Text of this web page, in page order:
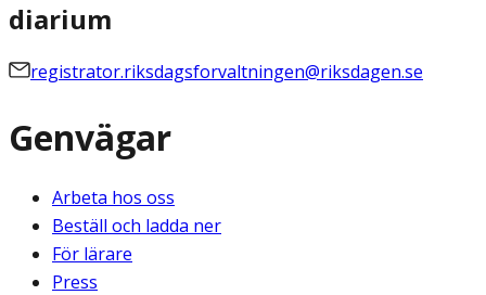
diarium
registrator.riksdagsforvaltningen@riksdagen.se
Genvägar
Arbeta hos oss
Beställ och ladda ner
För lärare
Press